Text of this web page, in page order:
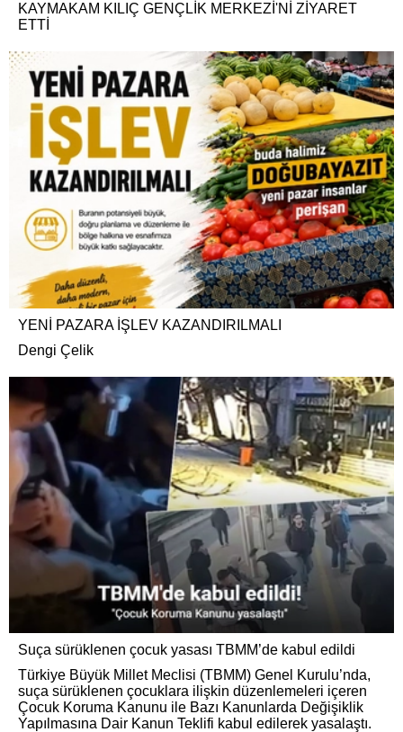
KAYMAKAM KILIÇ GENÇLİK MERKEZİ'Nİ ZİYARET
ETTİ
YENİ PAZARA İŞLEV KAZANDIRILMALI
Dengi Çelik
Suça sürüklenen çocuk yasası TBMM’de kabul edildi
Türkiye Büyük Millet Meclisi (TBMM) Genel Kurulu’nda,
suça sürüklenen çocuklara ilişkin düzenlemeleri içeren
Çocuk Koruma Kanunu ile Bazı Kanunlarda Değişiklik
Yapılmasına Dair Kanun Teklifi kabul edilerek yasalaştı.